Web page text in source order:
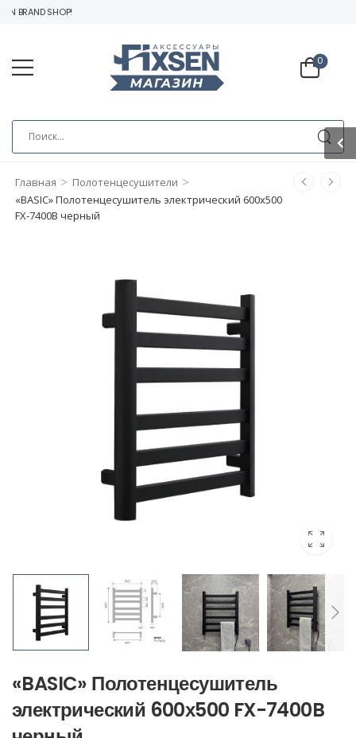
SHOP!
0
Главная > Полотенцесушители >
«BASIC» Полотенцесушитель электрический 600х500
FX-7400B черный
«BASIC» Полотенцесушитель
электрический 600х500 FX-7400B